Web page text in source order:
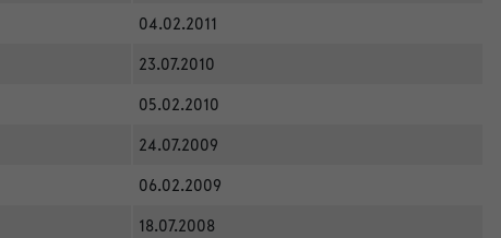
04.02.2011
23.07.2010
05.02.2010
24.07.2009
06.02.2009
18.07.2008